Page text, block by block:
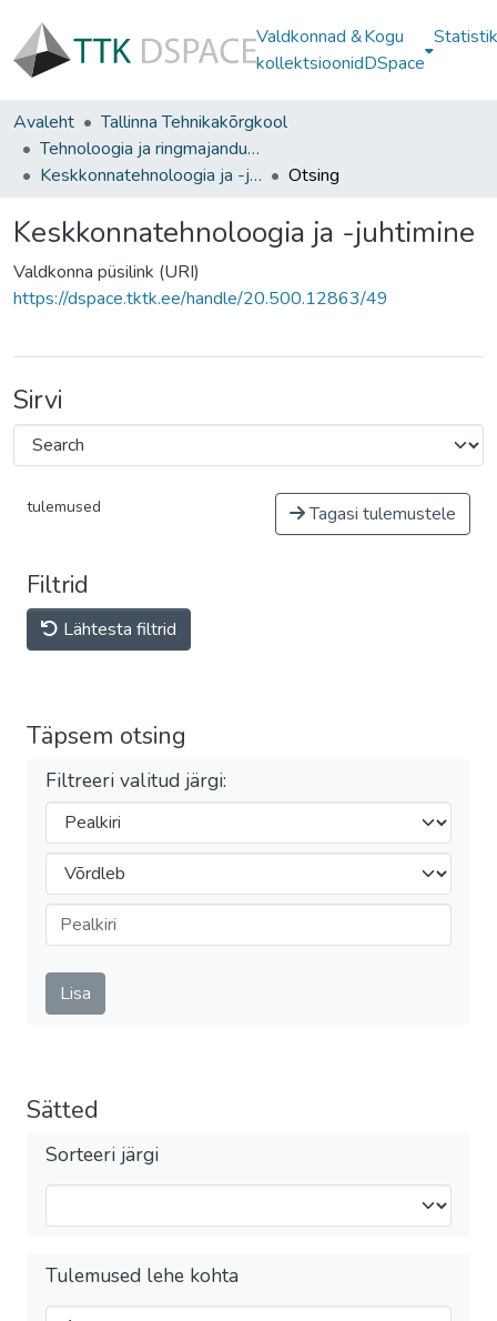
Valdkonnad &
kollektsioonid
Kogu
DSpace
Avaleht
Tallinna Tehnikakõrgkool
Tehnoloogia ja ringmajanduse instituut
Keskkonnatehnoloogia ja -juhtimine
Otsing
Keskkonnatehnoloogia ja -juhtimine
Valdkonna püsilink (URI)
https://dspace.tktk.ee/handle/20.500.12863/49
Sirvi
tulemused Tagasi tulemustele
Filtrid
Lähtesta filtrid
Täpsem otsing
Filtreeri valitud järgi:
Filtrid
Operaator
Esita
Lisa
Sätted
Sorteeri järgi
Tulemused lehe kohta